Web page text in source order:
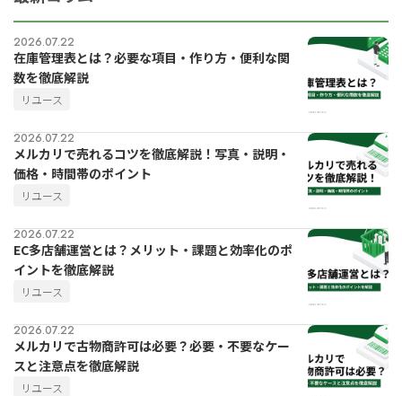
2026.07.22
在庫管理表とは？必要な項目・作り方・便利な関
数を徹底解説
リユース
2026.07.22
メルカリで売れるコツを徹底解説！写真・説明・
価格・時間帯のポイント
リユース
2026.07.22
EC多店舗運営とは？メリット・課題と効率化のポ
イントを徹底解説
リユース
2026.07.22
メルカリで古物商許可は必要？必要・不要なケー
スと注意点を徹底解説
リユース
forRetail小売業の方向けサービス
forReuse中古買取業者向けサービス
資料ダウンロードの一覧へ
forRetail小売業の方向けサービス
forReuse中古買取業者向けサービス
お問い合わせフォームへ